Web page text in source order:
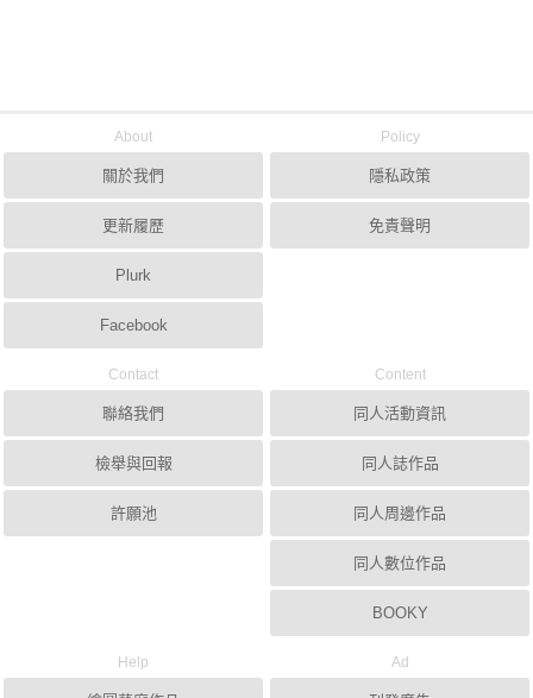
About
關於我們
更新履歷
Plurk
Facebook
Policy
隱私政策
免責聲明
Contact
聯絡我們
檢舉與回報
許願池
Content
同人活動資訊
同人誌作品
同人周邊作品
同人數位作品
BOOKY
Help Ad